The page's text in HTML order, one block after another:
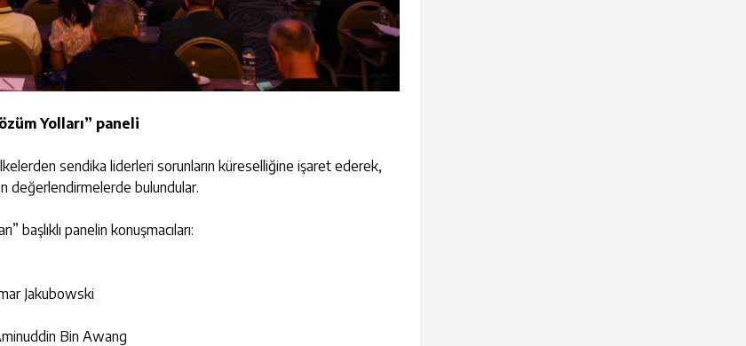
Yolları” paneli
sendika liderleri sorunların küreselliğine işaret ederek,
değerlendirmelerde bulundular.
başlıklı panelin konuşmacıları:
Jakubowski
Bin Awang